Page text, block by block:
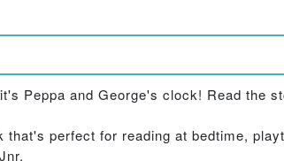
Peppa and George's clock! Read the
that's perfect for reading at bedtime,